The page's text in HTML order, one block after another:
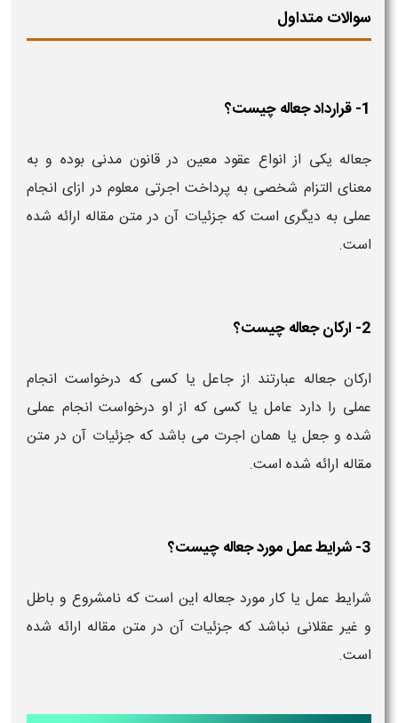
سوالات متداول
1- قرارداد جعاله چیست؟
جعاله یکی از انواع عقود معین در قانون مدنی بوده و به
معنای التزام شخصی به پرداخت اجرتی معلوم در ازای انجام
عملی به دیگری است که جزئیات آن در متن مقاله ارائه شده
است.
2- ارکان جعاله چیست؟
ارکان جعاله عبارتند از جاعل یا کسی که درخواست انجام
عملی را دارد عامل یا کسی که از او درخواست انجام عملی
شده و جعل یا همان اجرت می باشد که جزئیات آن در متن
مقاله ارائه شده است.
3- شرایط عمل مورد جعاله چیست؟
شرایط عمل یا کار مورد جعاله این است که نامشروع و باطل
و غیر عقلانی نباشد که جزئیات آن در متن مقاله ارائه شده
است.